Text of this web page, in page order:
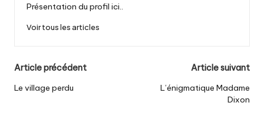
Présentation du profil ici..
Voir tous les articles
Post
navigation
Article précédent
Le village perdu
Article suivant
L’énigmatique Madame
Dixon